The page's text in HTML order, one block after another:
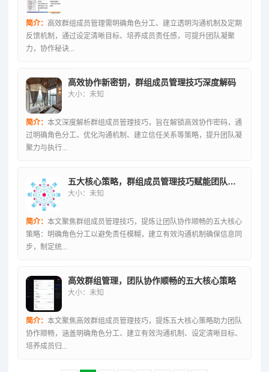
简介： 高效群组成员管理需明确角色分工、建立透明沟通机制及定期
反馈机制，通过设定清晰目标、培养成员责任感，可提升团队凝聚
力，协作秘诀...
高效协作新密钥，群组成员管理技巧深度解码
大小：未知
简介： 本文深度解析群组成员管理技巧，旨在解锁高效协作密码，通
过明确角色分工、优化沟通机制、建立信任关系等策略，提升团队凝
聚力与执行...
五大核心策略，群组成员管理技巧赋能团队协作顺畅
大小：未知
简介： 本文聚焦群组成员管理技巧，提炼让团队协作顺畅的五大核心
策略：明确角色分工以避免责任模糊，建立有效沟通机制确保信息同
步，制定统...
高效群组管理，团队协作顺畅的五大核心策略
大小：未知
简介： 本文聚焦高效群组成员管理技巧，提炼五大核心策略助力团队
协作顺畅，涵盖明确角色分工、建立有效沟通机制、设定清晰目标、
培养成员归...